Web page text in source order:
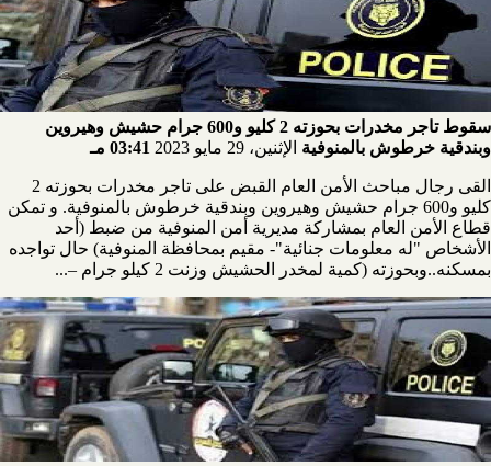
سقوط تاجر مخدرات بحوزته 2 كليو و600 جرام حشيش وهيروين
وبندقية خرطوش بالمنوفية الإثنين، 29 مايو 2023 03:41 مـ
القى رجال مباحث الأمن العام القبض على تاجر مخدرات بحوزته 2
كليو و600 جرام حشيش وهيروين وبندقية خرطوش بالمنوفية. و تمكن
قطاع الأمن العام بمشاركة مديرية أمن المنوفية من ضبط (أحد
الأشخاص "له معلومات جنائية"- مقيم بمحافظة المنوفية) حال تواجده
بمسكنه..وبحوزته (كمية لمخدر الحشيش وزنت 2 كيلو جرام –...